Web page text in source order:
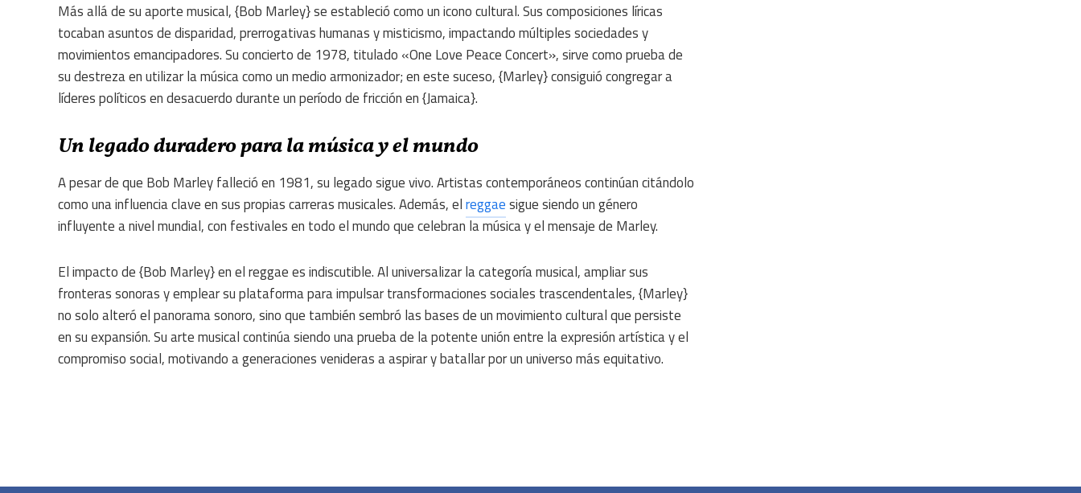
Más allá de su aporte musical, {Bob Marley} se estableció como un icono cultural. Sus composiciones líricas
tocaban asuntos de disparidad, prerrogativas humanas y misticismo, impactando múltiples sociedades y
movimientos emancipadores. Su concierto de 1978, titulado «One Love Peace Concert», sirve como prueba de
su destreza en utilizar la música como un medio armonizador; en este suceso, {Marley} consiguió congregar a
líderes políticos en desacuerdo durante un período de fricción en {Jamaica}.
Un legado duradero para la música y el mundo
A pesar de que Bob Marley falleció en 1981, su legado sigue vivo. Artistas contemporáneos continúan citándolo
como una influencia clave en sus propias carreras musicales. Además, elreggaesigue siendo un género
influyente a nivel mundial, con festivales en todo el mundo que celebran la música y el mensaje de Marley.
El impacto de {Bob Marley} en el reggae es indiscutible. Al universalizar la categoría musical, ampliar sus
fronteras sonoras y emplear su plataforma para impulsar transformaciones sociales trascendentales, {Marley}
no solo alteró el panorama sonoro, sino que también sembró las bases de un movimiento cultural que persiste
en su expansión. Su arte musical continúa siendo una prueba de la potente unión entre la expresión artística y el
compromiso social, motivando a generaciones venideras a aspirar y batallar por un universo más equitativo.